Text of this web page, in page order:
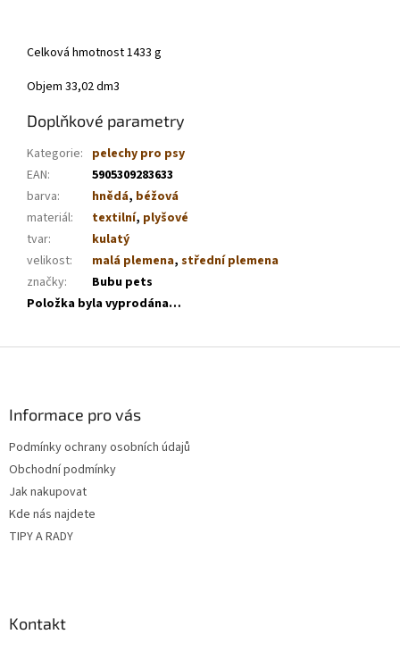
Celková hmotnost1433 g
Objem 33,02 dm3
Doplňkové parametry
Kategorie: pelechy pro psy
EAN:
5905309283633
barva: hnědá, béžová
materiál: textilní, plyšové
tvar:
kulatý
velikost: malá plemena, střední plemena
značky:
Bubu pets
Položka byla vyprodána…
Informace pro vás
Podmínky ochrany osobních údajů
Obchodní podmínky
Jak nakupovat
Kde nás najdete
TIPY A RADY
Kontakt